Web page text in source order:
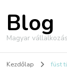
Blog
Magyar
Kezdőlap füst